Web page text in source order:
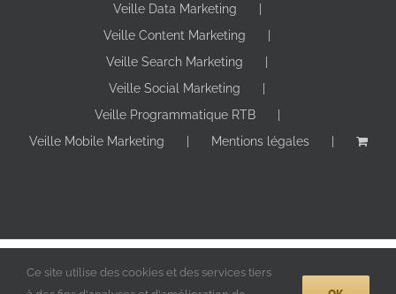
Veille Data Marketing
Veille Content Marketing
Veille Search Marketing
Veille Social Marketing
Veille Programmatique RTB
Veille Mobile Marketing
Mentions légales
Copyright 2024 Digitall Makers | Tous droits réservés |
Ce site utilise des cookies et des services tiers